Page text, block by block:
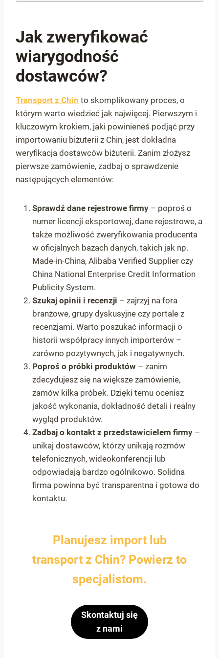
Jak zweryfikować
wiarygodność
dostawców?
Transport z Chin to skomplikowany proces, o
którym warto wiedzieć jak najwięcej. Pierwszym i
kluczowym krokiem, jaki powinieneś podjąć przy
importowaniu biżuterii z Chin, jest dokładna
weryfikacja dostawców biżuterii. Zanim złożysz
pierwsze zamówienie, zadbaj o sprawdzenie
następujących elementów:
Sprawdź dane rejestrowe firmy – poproś o
numer licencji eksportowej, dane rejestrowe, a
także możliwość zweryfikowania producenta
w oficjalnych bazach danych, takich jak np.
Made-in-China, Alibaba Verified Supplier czy
China National Enterprise Credit Information
Publicity System.
Szukaj opinii i recenzji – zajrzyj na fora
branżowe, grupy dyskusyjne czy portale z
recenzjami. Warto poszukać informacji o
historii współpracy innych importerów –
zarówno pozytywnych, jak i negatywnych.
Poproś o próbki produktów – zanim
zdecydujesz się na większe zamówienie,
zamów kilka próbek. Dzięki temu ocenisz
jakość wykonania, dokładność detali i realny
wygląd produktów.
Zadbaj o kontakt z przedstawicielem firmy –
unikaj dostawców, którzy unikają rozmów
telefonicznych, wideokonferencji lub
odpowiadają bardzo ogólnikowo. Solidna
firma powinna być transparentna i gotowa do
kontaktu.
Planujesz import lub
transport z Chin? Powierz to
specjalistom.
Skontaktuj się
z nami